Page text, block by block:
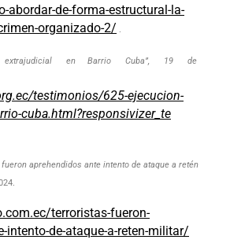
abordar-de-forma-estructural-la-
organizado-2/ .
en Barrio Cuba”, 19 de
testimonios/625-ejecucion-
cuba.html?responsivizer_te
fueron aprehendidos ante intento de ataque a retén
terroristas-fueron-
intento-de-ataque-a-reten-militar/